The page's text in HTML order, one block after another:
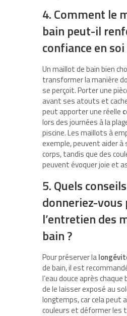
4. Comment le
bain peut-il
confiance en soi
Un maillot de bain bien
transformer la manière
se perçoit. Porter une
avant ses atouts et
peut apporter une réelle
lors des journées à la
piscine. Les maillots à
exemple, peuvent aider
corps, tandis que des
peuvent évoquer joie et
5. Quels conseils
donneriez-vous
l’entretien des
bain ?
Pour préserver la
de bain, il est
l’eau douce après chaque
de le laisser exposé au
longtemps, car cela peut
couleurs et déformer les